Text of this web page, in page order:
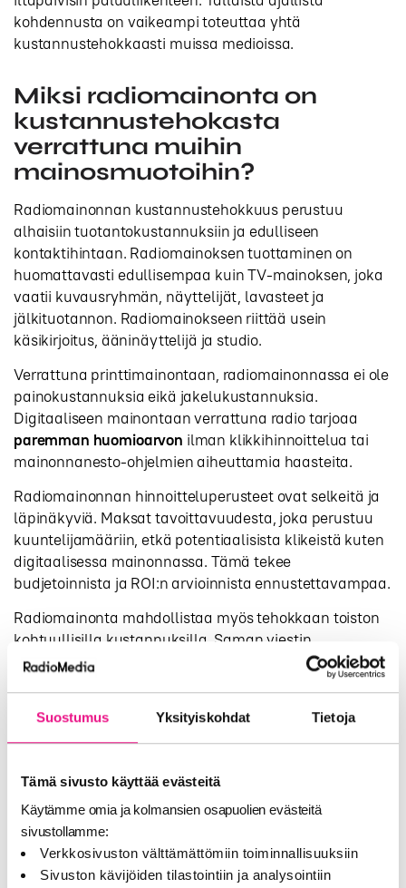
Suostumus Yksityiskohdat Tietoja
Tämä sivusto käyttää evästeitä
Käytämme omia ja kolmansien osapuolien evästeitä
sivustollamme:
Verkkosivuston välttämättömiin toiminnallisuuksiin
Sivuston kävijöiden tilastointiin ja analysointiin
kohdennusta on vaikeampi toteuttaa yhtä
kustannustehokkaasti muissa medioissa.
Miksi radiomainonta on
kustannustehokasta
verrattuna muihin
mainosmuotoihin?
Radiomainonnan kustannustehokkuus perustuu
alhaisiin tuotantokustannuksiin ja edulliseen
kontaktihintaan. Radiomainoksen tuottaminen on
huomattavasti edullisempaa kuin TV-mainoksen, joka
vaatii kuvausryhmän, näyttelijät, lavasteet ja
jälkituotannon. Radiomainokseen riittää usein
käsikirjoitus, ääninäyttelijä ja studio.
Verrattuna printtimainontaan, radiomainonnassa ei ole
painokustannuksia eikä jakelukustannuksia.
Digitaaliseen mainontaan verrattuna radio tarjoaa
paremman huomioarvon ilman klikkihinnoittelua tai
mainonnanesto-ohjelmien aiheuttamia haasteita.
Radiomainonnan hinnoitteluperusteet ovat selkeitä ja
läpinäkyviä. Maksat tavoittavuudesta, joka perustuu
kuuntelijamääriin, etkä potentiaalisista klikeistä kuten
digitaalisessa mainonnassa. Tämä tekee
budjetoinnista ja ROI:n arvioinnista ennustettavampaa.
Radiomainonta mahdollistaa myös tehokkaan toiston
kohtuullisilla kustannuksilla. Saman viestin
toistaminen useita kertoja päivässä vahvistaa brändin
muistettavuutta ja viestin perillemenoa. Muissa
kalliimmaksi.
nopeat muutokset kampanjoihin. Mainoksen
vaihtaminen tai päivittäminen on nopeaa ja edullista
verrattuna esimerkiksi printti- tai TV-mainontaan,
joissa muutokset vaativat uusia tuotantokierroksia.